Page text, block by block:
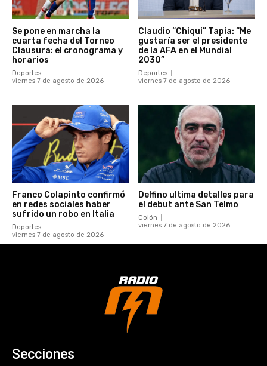
Se pone en marcha la
cuarta fecha del Torneo
Clausura: el cronograma y
horarios
Deportes
viernes 7 de agosto de 2026
Claudio “Chiqui” Tapia: “Me
gustaría ser el presidente
de la AFA en el Mundial
2030”
Deportes
viernes 7 de agosto de 2026
Franco Colapinto confirmó
en redes sociales haber
sufrido un robo en Italia
Deportes
viernes 7 de agosto de 2026
Delfino ultima detalles para
el debut ante San Telmo
Colón
viernes 7 de agosto de 2026
Secciones